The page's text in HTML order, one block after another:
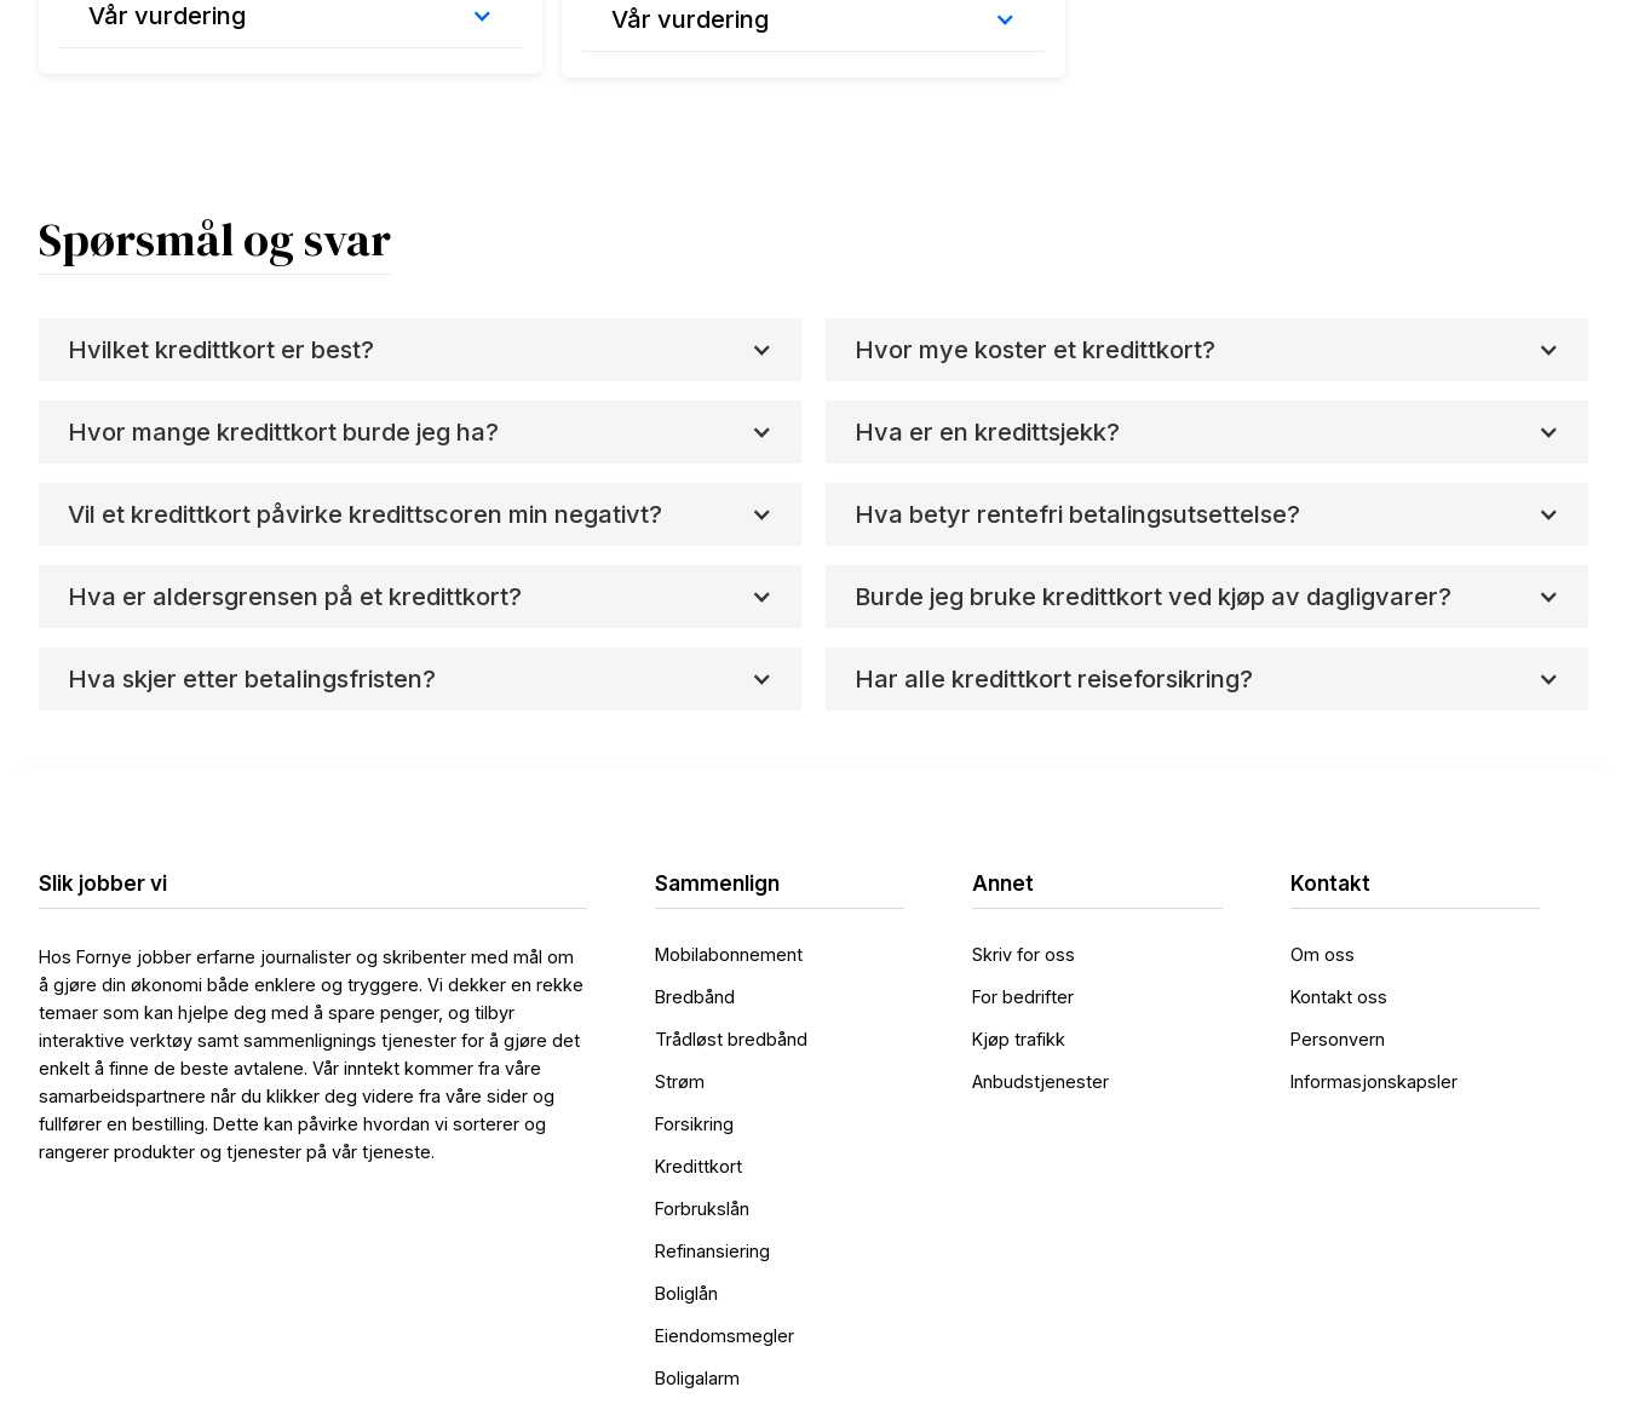
Vår vurdering Vår vurdering
Spørsmål og svar
Hvilket kredittkort er best?
Hvor mange kredittkort burde jeg ha?
Vil et kredittkort påvirke kredittscoren min negativt?
Hva er aldersgrensen på et kredittkort?
Hva skjer etter betalingsfristen?
Hvor mye koster et kredittkort?
Hva er en kredittsjekk?
Hva betyr rentefri betalingsutsettelse?
Burde jeg bruke kredittkort ved kjøp av dagligvarer?
Har alle kredittkort reiseforsikring?
Slik jobber vi
Hos Fornye jobber erfarne journalister og skribenter med mål om
å gjøre din økonomi både enklere og tryggere. Vi dekker en rekke
temaer som kan hjelpe deg med å spare penger, og tilbyr
interaktive verktøy samt sammenlignings tjenester for å gjøre det
enkelt å finne de beste avtalene. Vår inntekt kommer fra våre
samarbeidspartnere når du klikker deg videre fra våre sider og
fullfører en bestilling. Dette kan påvirke hvordan vi sorterer og
rangerer produkter og tjenester på vår tjeneste.
Sammenlign
Mobilabonnement
Bredbånd
Trådløst bredbånd
Strøm
Forsikring
Kredittkort
Forbrukslån
Refinansiering
Boliglån
Eiendomsmegler
Boligalarm
Annet
Skriv for oss
For bedrifter
Kjøp trafikk
Anbudstjenester
Kontakt
Om oss
Kontakt oss
Personvern
Informasjonskapsler